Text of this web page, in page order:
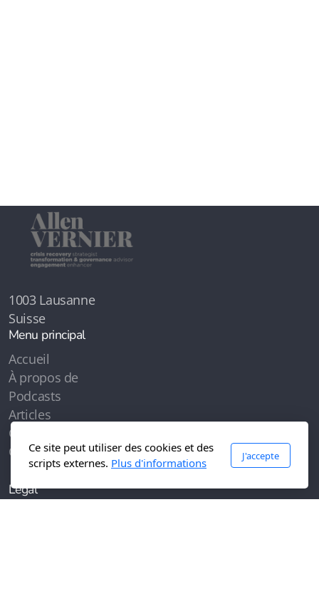
1003 Lausanne
Suisse
Menu principal
Accueil
À propos de
Podcasts
Articles
Contenus
Contactez-moi
Légal
Ce site peut utiliser des cookies et des
scripts externes. Plus d'informations
J'accepte